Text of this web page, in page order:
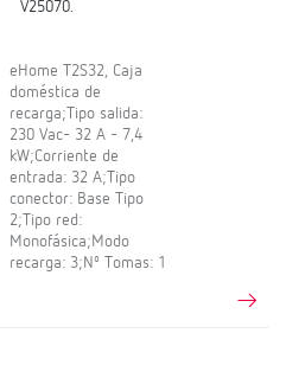
V25070.
eHome T2S32, Caja
doméstica de
recarga;Tipo salida:
230 Vac- 32 A - 7,4
kW;Corriente de
entrada: 32 A;Tipo
conector: Base Tipo
2;Tipo red:
Monofásica;Modo
recarga: 3;Nº Tomas: 1